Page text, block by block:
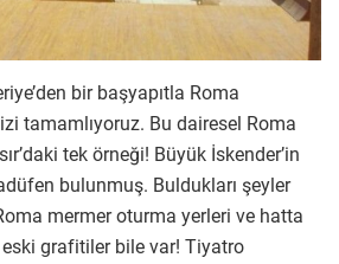
bir başyapıtla Roma
tamamlıyoruz. Bu dairesel Roma
tek örneği! Büyük İskender’in
bulunmuş. Buldukları şeyler
mermer oturma yerleri ve hatta
eski grafitiler bile var! Tiyatro